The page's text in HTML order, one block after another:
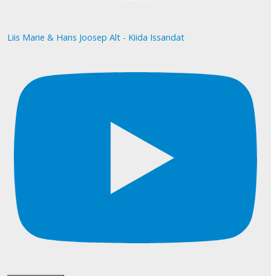
Liis Marie & Hans Joosep Alt - Kiida Issandat